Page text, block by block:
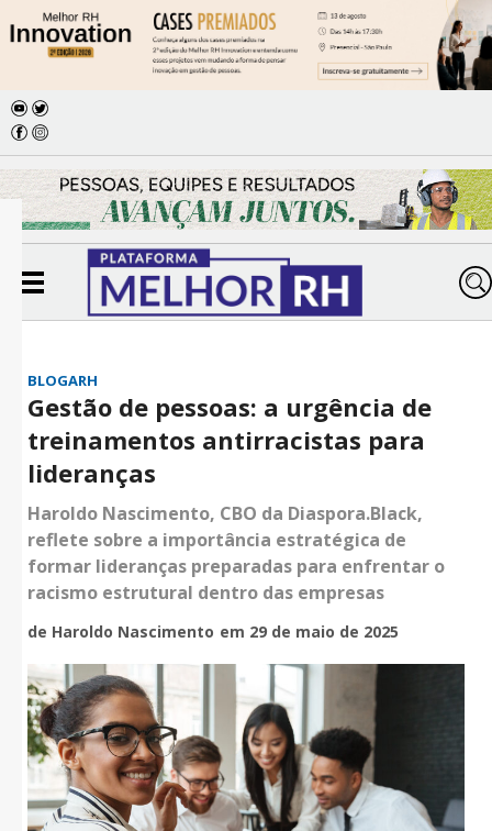
BLOGARH
Gestão de pessoas: a urgência de
treinamentos antirracistas para
lideranças
Haroldo Nascimento, CBO da Diaspora.Black,
reflete sobre a importância estratégica de
formar lideranças preparadas para enfrentar o
racismo estrutural dentro das empresas
de Haroldo Nascimento em 29 de maio de 2025